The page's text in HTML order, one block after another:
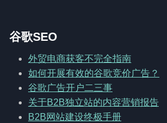
谷歌SEO
外贸电商获客不完全指南
如何开展有效的谷歌竞价广告？
谷歌广告开户二三事
关于B2B独立站的内容营销报告
B2B网站建设终极手册